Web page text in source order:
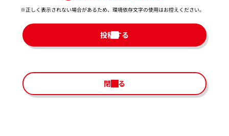
※正しく表示されない場合があるため、環境依存文字の使用はお控えください。​
投稿する
閉じる